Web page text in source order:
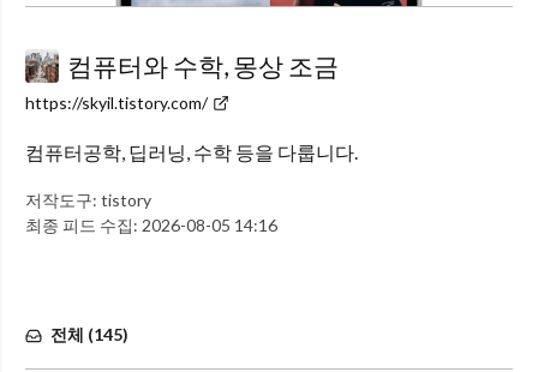
컴퓨터와 수학, 몽상 조금
https://skyil.tistory.com/
컴퓨터공학, 딥러닝, 수학 등을 다룹니다.
저작도구: tistory
최종 피드 수집: 2026-08-05 14:16
전체 (145)